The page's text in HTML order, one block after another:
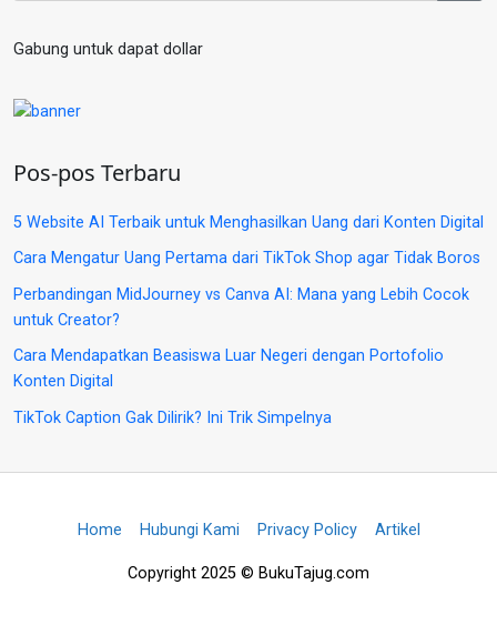
Gabung untuk dapat dollar
Pos-pos Terbaru
5 Website AI Terbaik untuk Menghasilkan Uang dari Konten Digital
Cara Mengatur Uang Pertama dari TikTok Shop agar Tidak Boros
Perbandingan MidJourney vs Canva AI: Mana yang Lebih Cocok
untuk Creator?
Cara Mendapatkan Beasiswa Luar Negeri dengan Portofolio
Konten Digital
TikTok Caption Gak Dilirik? Ini Trik Simpelnya
Home Hubungi Kami Privacy Policy Artikel
Copyright 2025 © BukuTajug.com